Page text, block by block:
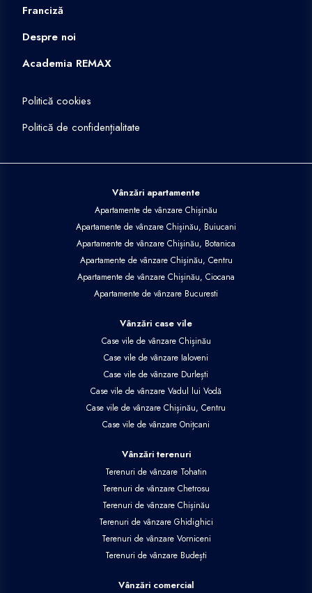
Franciză
Despre noi
Academia REMAX
Politică cookies
Politică de confidențialitate
Vânzări apartamente
Apartamente de vânzare Chișinău
Apartamente de vânzare Chișinău, Buiucani
Apartamente de vânzare Chișinău, Botanica
Apartamente de vânzare Chișinău, Centru
Apartamente de vânzare Chișinău, Ciocana
Apartamente de vânzare Bucuresti
Vânzări case vile
Case vile de vânzare Chișinău
Case vile de vânzare Ialoveni
Case vile de vânzare Durlești
Case vile de vânzare Vadul lui Vodă
Case vile de vânzare Chișinău, Centru
Case vile de vânzare Onițcani
Vânzări terenuri
Terenuri de vânzare Tohatin
Terenuri de vânzare Chetrosu
Terenuri de vânzare Chișinău
Terenuri de vânzare Ghidighici
Terenuri de vânzare Vorniceni
Terenuri de vânzare Budești
Vânzări comercial